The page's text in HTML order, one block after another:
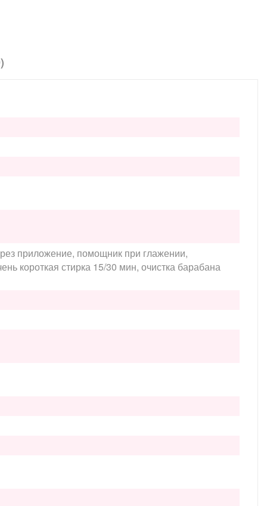
приложение, помощник при глажении,
короткая стирка 15/30 мин, очистка барабана